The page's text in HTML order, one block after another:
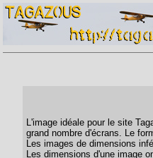
L'image idéale pour le site
grand nombre d'écrans. Le
Les images de dimensions
Les dimensions d'une image